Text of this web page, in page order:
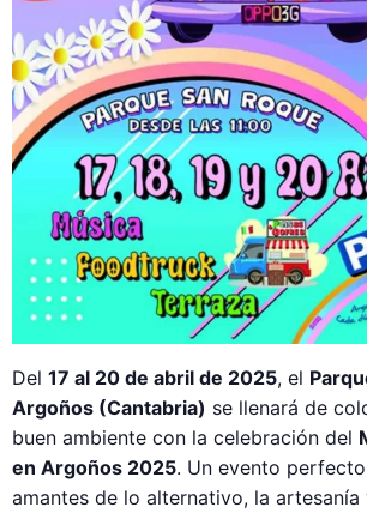
Del 17 al 20 de abril de 2025, el
Argoños (Cantabria) se llenará de
buen ambiente con la celebración del
en Argoños 2025. Un evento
amantes de lo alternativo, la